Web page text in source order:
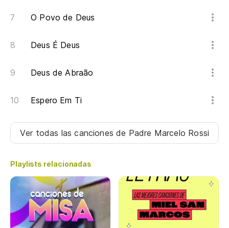
O Povo de Deus
Deus É Deus
Deus de Abraão
Espero Em Ti
Ver todas las cancionesde Padre Marcelo Rossi
Playlists relacionadas